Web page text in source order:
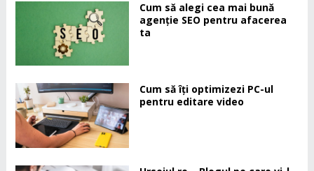
Cum să alegi cea mai bună
agenție SEO pentru afacerea
ta
Cum să îți optimizezi PC-ul
pentru editare video